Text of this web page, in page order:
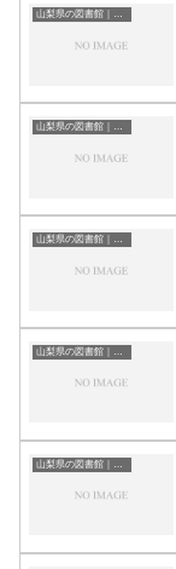
山梨県の図書館｜勉強できる場所
山梨県の図書館｜勉強できる場所
山梨県の図書館｜勉強できる場所
山梨県の図書館｜勉強できる場所